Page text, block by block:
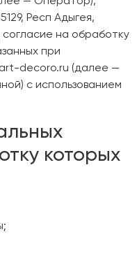
Респ Адыгея,
согласие на обработку
при
decoro.ru (далее —
с использованием
которых